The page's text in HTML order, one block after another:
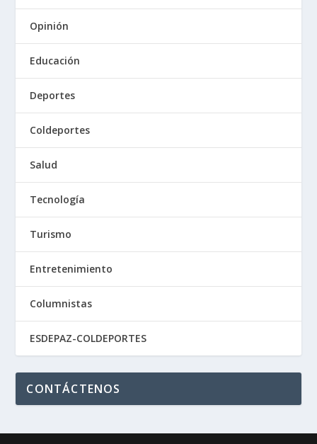
Opinión
Educación
Deportes
Coldeportes
Salud
Tecnología
Turismo
Entretenimiento
Columnistas
ESDEPAZ-COLDEPORTES
CONTÁCTENOS